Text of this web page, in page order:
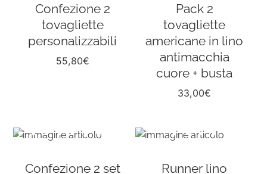
Confezione 2
tovagliette
personalizzabili
55,80€
Pack 2
tovagliette
americane in lino
antimacchia
cuore + busta
33,00€
Confezione 2 set Runner lino